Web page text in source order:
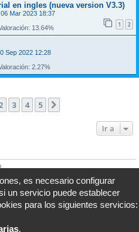
en ingles (nueva version V3.3)
06 Mar 2023 18:37
1 2
13.64%
Sep 2022 12:28
2.27%
3 4 5
Ir a
es necesario configurar
un servicio puede establecer
para los siguientes servicios:
.